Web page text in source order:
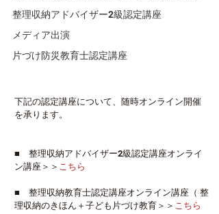
整理収納アドバイザー2級認定講座
メディア出演
片づけ防災教育士認定講座
下記の認定講座について、随時オンライン開催
を承ります。
■　整理収納アドバイザー2級認定講座オンライ
ン講座＞＞ こちら
■　整理収納教育士認定講座オンライン講座（ 整
理収納のきほん＋子ども片づけ教育＞＞ こちら